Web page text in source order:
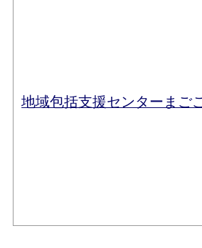
地域包括支援センターまご